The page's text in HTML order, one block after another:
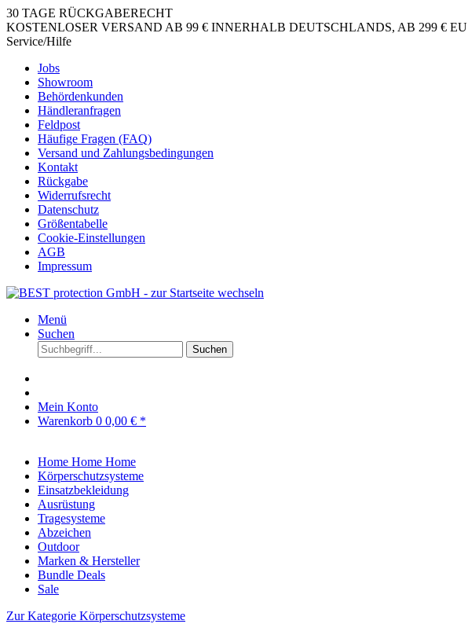
30 TAGE RÜCKGABERECHT
KOSTENLOSER VERSAND AB 99 € INNERHALB DEUTSCHLANDS, AB 299 € EU
Service/Hilfe
Jobs
Showroom
Behördenkunden
Händleranfragen
Feldpost
Häufige Fragen (FAQ)
Versand und Zahlungsbedingungen
Kontakt
Rückgabe
Widerrufsrecht
Datenschutz
Größentabelle
Cookie-Einstellungen
AGB
Impressum
Menü
Suchen
Suchen
Mein Konto
Warenkorb 0 0,00 € *
Home Home Home
Körperschutzsysteme
Einsatzbekleidung
Ausrüstung
Tragesysteme
Abzeichen
Outdoor
Marken & Hersteller
Bundle Deals
Sale
Zur Kategorie Körperschutzsysteme